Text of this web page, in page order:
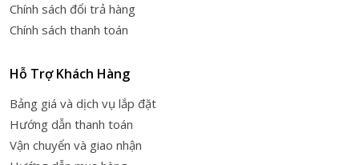
Chính sách đổi trả hàng
Chính sách thanh toán
Hỗ Trợ Khách Hàng
Bảng giá và dịch vụ lắp đặt
Hướng dẫn thanh toán
Vận chuyển và giao nhận